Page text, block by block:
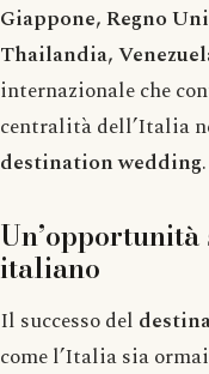
Giappone, Regno
Thailandia,
internazionale che
centralità dell’Italia
destination wedding.
italiano
Il successo del
come l’Italia sia